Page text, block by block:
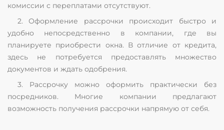
комиссии с переплатами отсутствуют.
2. Оформление рассрочки происходит быстро и
удобно непосредственно в компании, где вы
планируете приобрести окна. В отличие от кредита,
здесь не потребуется предоставлять множество
документов и ждать одобрения.
3. Рассрочку можно оформить практически без
посредников. Многие компании предлагают
возможность получения рассрочки напрямую от себя.